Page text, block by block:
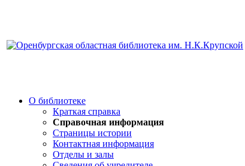
О библиотеке
Краткая справка
Справочная информация
Страницы истории
Контактная информация
Отделы и залы